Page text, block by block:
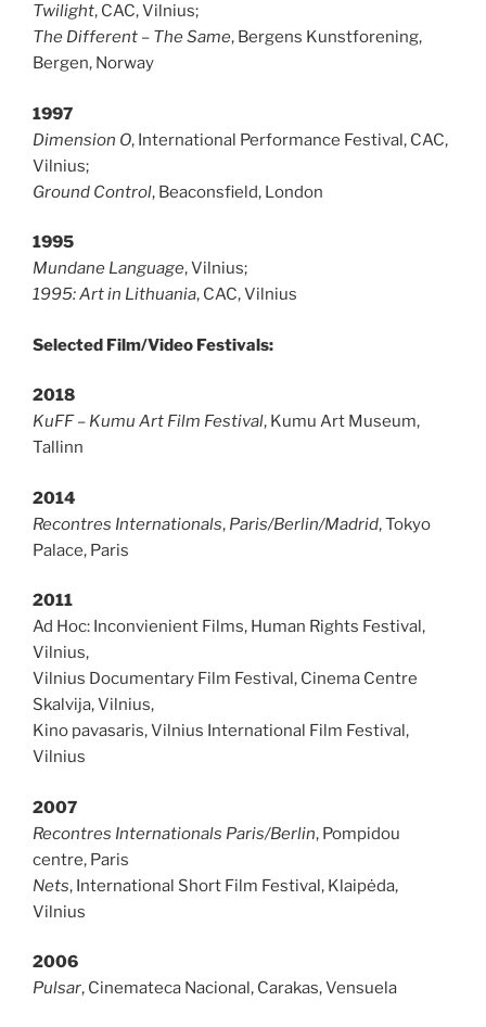
Twilight, CAC, Vilnius;
The Different – The Same, Bergens Kunstforening,
Bergen, Norway
1997
Dimension O, International Performance Festival, CAC,
Vilnius;
Ground Control, Beaconsfield, London
1995
Mundane Language, Vilnius;
1995: Art in Lithuania, CAC, Vilnius
Selected Film/Video Festivals:
2018
KuFF – Kumu Art Film Festival, Kumu Art Museum,
Tallinn
2014
Recontres Internationals, Paris/Berlin/Madrid, Tokyo
Palace, Paris
2011
Ad Hoc: Inconvienient Films, Human Rights Festival,
Vilnius,
Vilnius Documentary Film Festival, Cinema Centre
Skalvija, Vilnius,
Kino pavasaris, Vilnius International Film Festival,
Vilnius
2007
Recontres Internationals Paris/Berlin, Pompidou
centre, Paris
Nets, International Short Film Festival, Klaipėda,
Vilnius
2006
Pulsar, Cinemateca Nacional, Carakas, Vensuela